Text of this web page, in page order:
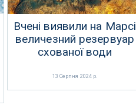
Вчені виявили на Марсі
величезний резервуар
схованої води
13 Серпня 2024 р.